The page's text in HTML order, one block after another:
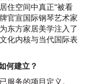
住空间中真正“被看
官宣国际钢琴艺术家
东方家居美学注入了
化内核与当代国际表
何建立？
服务的项目定义。